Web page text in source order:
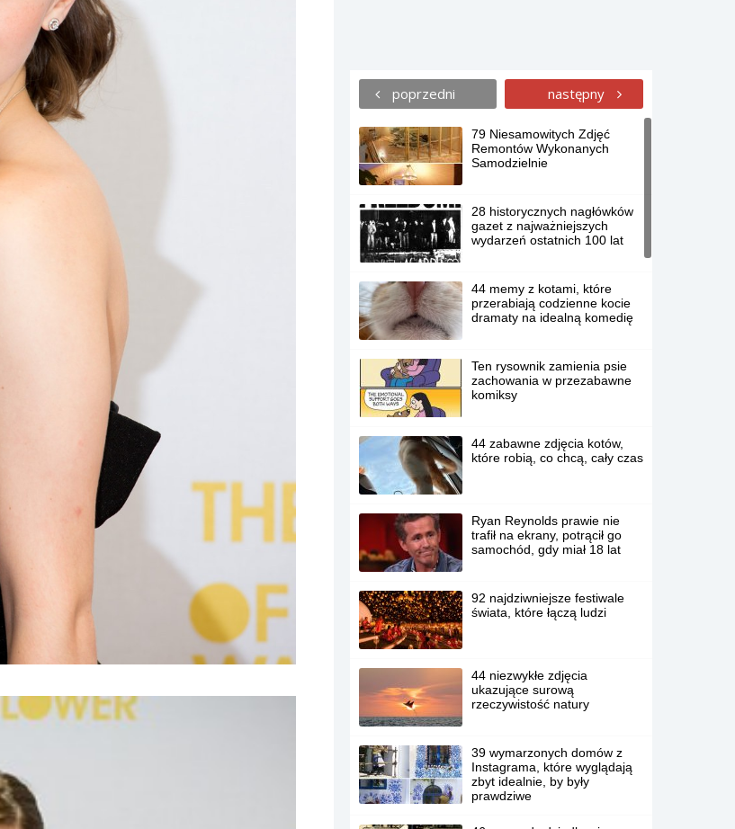
poprzedni następny
79 Niesamowitych Zdjęć
Remontów Wykonanych
Samodzielnie
28 historycznych nagłówków
gazet z najważniejszych
wydarzeń ostatnich 100 lat
44 memy z kotami, które
przerabiają codzienne kocie
dramaty na idealną komedię
Ten rysownik zamienia psie
zachowania w przezabawne
komiksy
44 zabawne zdjęcia kotów,
które robią, co chcą, cały czas
Ryan Reynolds prawie nie
trafił na ekrany, potrącił go
samochód, gdy miał 18 lat
92 najdziwniejsze festiwale
świata, które łączą ludzi
44 niezwykłe zdjęcia
ukazujące surową
rzeczywistość natury
39 wymarzonych domów z
Instagrama, które wyglądają
zbyt idealnie, by były
prawdziwe